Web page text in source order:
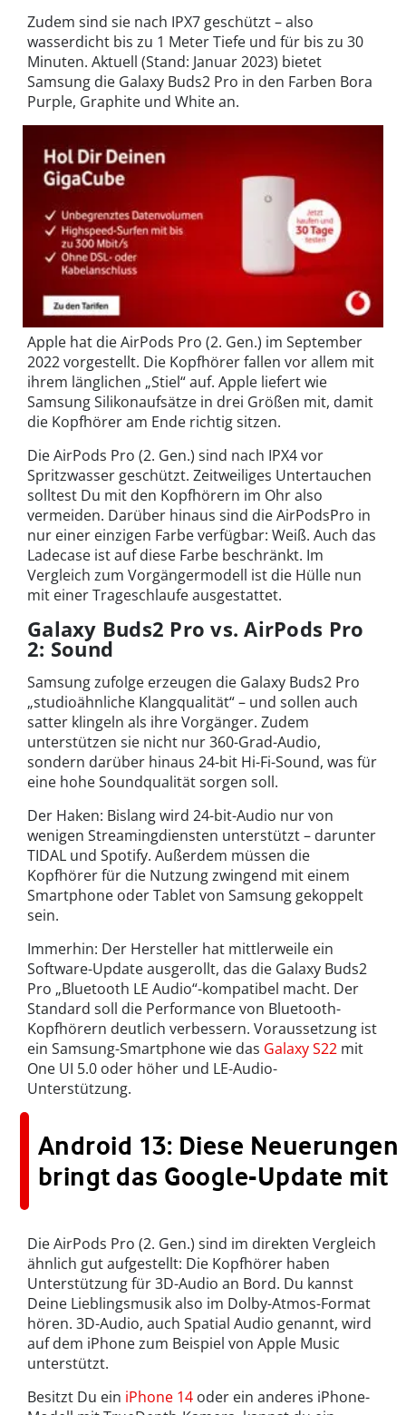
Zudem sind sie nach IPX7 geschützt – also
wasserdicht bis zu 1 Meter Tiefe und für bis zu 30
Minuten. Aktuell (Stand: Januar 2023) bietet
Samsung die Galaxy Buds2 Pro in den Farben Bora
Purple, Graphite und White an.
Apple hat die AirPods Pro (2. Gen.) im September
2022 vorgestellt. Die Kopfhörer fallen vor allem mit
ihrem länglichen „Stiel“ auf. Apple liefert wie
Samsung Silikonaufsätze in drei Größen mit, damit
die Kopfhörer am Ende richtig sitzen.
Die AirPods Pro (2. Gen.) sind nach IPX4 vor
Spritzwasser geschützt. Zeitweiliges Untertauchen
solltest Du mit den Kopfhörern im Ohr also
vermeiden. Darüber hinaus sind die AirPodsPro in
nur einer einzigen Farbe verfügbar: Weiß. Auch das
Ladecase ist auf diese Farbe beschränkt. Im
Vergleich zum Vorgängermodell ist die Hülle nun
mit einer Trageschlaufe ausgestattet.
Galaxy Buds2 Pro vs. AirPods Pro
2: Sound
Samsung zufolge erzeugen die Galaxy Buds2 Pro
„studioähnliche Klangqualität“ – und sollen auch
satter klingeln als ihre Vorgänger. Zudem
unterstützen sie nicht nur 360-Grad-Audio,
sondern darüber hinaus 24-bit Hi-Fi-Sound, was für
eine hohe Soundqualität sorgen soll.
Der Haken: Bislang wird 24-bit-Audio nur von
wenigen Streamingdiensten unterstützt – darunter
TIDAL und Spotify. Außerdem müssen die
Kopfhörer für die Nutzung zwingend mit einem
Smartphone oder Tablet von Samsung gekoppelt
sein.
Immerhin: Der Hersteller hat mittlerweile ein
Software-Update ausgerollt, das die Galaxy Buds2
Pro „Bluetooth LE Audio“-kompatibel macht. Der
Standard soll die Performance von Bluetooth-
Kopfhörern deutlich verbessern. Voraussetzung ist
ein Samsung-Smartphone wie das Galaxy S22 mit
One UI 5.0 oder höher und LE-Audio-
Unterstützung.
Android 13: Diese Neuerungen
bringt das Google-Update mit
Die AirPods Pro (2. Gen.) sind im direkten Vergleich
ähnlich gut aufgestellt: Die Kopfhörer haben
Unterstützung für 3D-Audio an Bord. Du kannst
Deine Lieblingsmusik also im Dolby-Atmos-Format
hören. 3D-Audio, auch Spatial Audio genannt, wird
auf dem iPhone zum Beispiel von Apple Music
unterstützt.
Besitzt Du ein iPhone 14 oder ein anderes iPhone-